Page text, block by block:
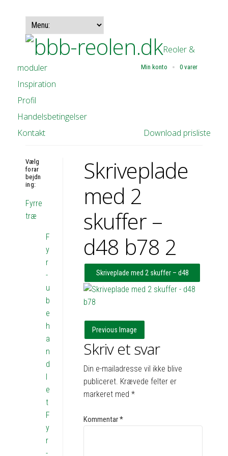
Min konto 0 varer
Reoler &
moduler
Inspiration
Profil
Handelsbetingelser
Download prisliste
Kontakt
Skriveplade
med 2
skuffer –
d48 b78 2
Skriveplade med 2 skuffer – d48
b78
Previous Image
Skriv et svar
Din e-mailadresse vil ikke blive
publiceret. Krævede felter er
markeret med*
Kommentar*
Vælg
forar
bejdn
ing:
Fyrre
træ
F
y
r
-
u
b
e
h
a
n
d
l
e
t
F
y
r
-